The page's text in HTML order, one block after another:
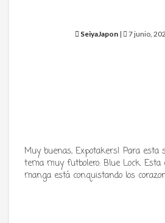
SeiyaJapon | 7 junio,
Muy buenas, Expotakers! Para
tema muy futbolero: Blue Lock. Esta
manga está conquistando los